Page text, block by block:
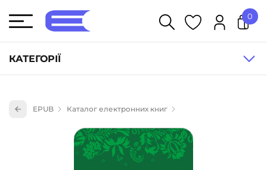
КАТЕГОРІЇ
Книги для дітей (835)
Книги для підлітків (240)
Науково-популярна література (1015)
0
EPUB Каталог електронних книг